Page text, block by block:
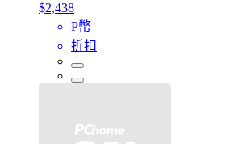
$2,438
P幣
折扣